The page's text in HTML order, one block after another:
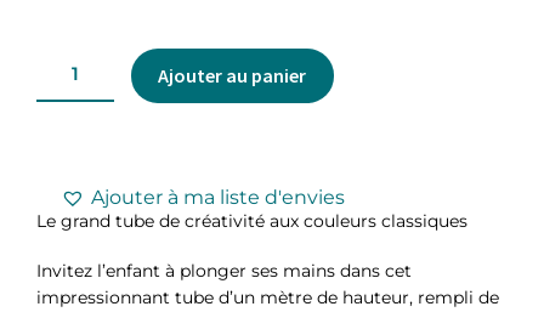
Ajouter au panier
Ajouter à ma liste d'envies
Le grand tube de créativité aux couleurs classiques
Invitez l’enfant à plonger ses mains dans cet
impressionnant tube d’un mètre de hauteur, rempli de